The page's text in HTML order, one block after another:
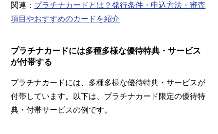
関連： プラチナカードとは？発行条件・申込方法・審査
項目やおすすめのカードを紹介
プラチナカードには多種多様な優待特典・サービス
が付帯する
プラチナカードには、多種多様な優待特典・サービスが
付帯しています。以下は、プラチナカード限定の優待特
典・付帯サービスの例です。